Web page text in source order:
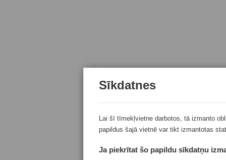
Sīkdatnes
Lai šī tīmekļvietne darbotos, tā izmanto
papildus šajā vietnē var tikt izmantotas
Ja piekrītat šo papildu sīkdatņu